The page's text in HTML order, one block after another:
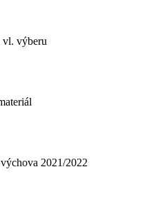
výberu
2021/2022